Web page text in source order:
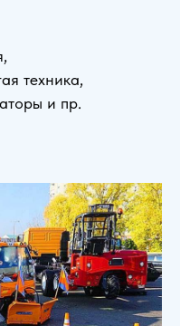
техника,
и пр.